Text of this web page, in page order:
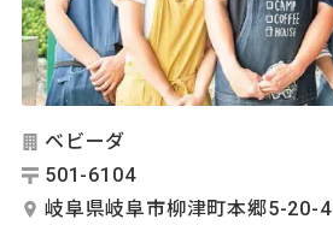
ベビーダ
501-6104
岐阜県岐阜市柳津町本郷5-20-4